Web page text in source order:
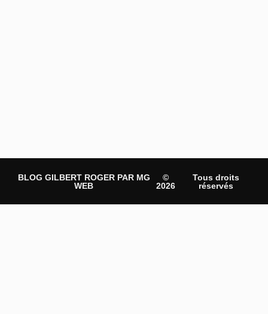
BLOG GILBERT ROGER PAR MG
WEB
©
2026
Tous droits
réservés